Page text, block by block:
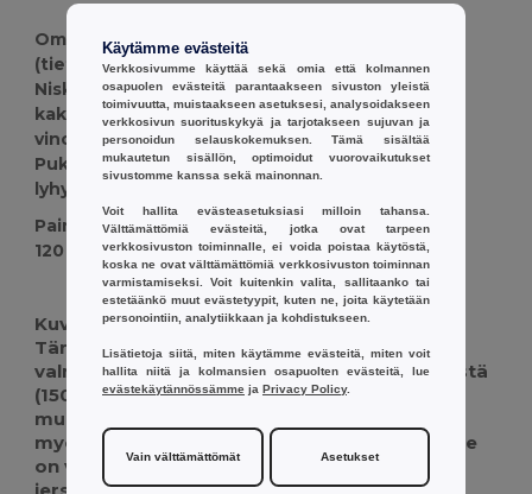
Ominaisuudet : 100 % puuvillajersey, 150 g/m²
(tiettyjen värien erityissekoitukset ilmoitetaan)
Niskatyyppi: kaula-aukko, jossa ohut
kaksinkertainen jerseykaulus ja satiininen
vinovahvike
Pukeutuminen ja hihat: naisten istuva leikkaus,
lyhyet hihat; kaksinkertainen tikattu helma
Paino
120 g.
Korkeat varastot Mukautettavissa
Kuvaus :
Tämä naisten istuva lyhythihainen T-paita on
valmistettu pehmeästä 100 % puuvillajerseystä
(150 g/m²), joka takaa hengittävän
mukavuuden. Leikattu ja ommeltu siluetti
myötäilee pehmeästi vartaloa, ja sileä pääntie
on viimeistelty ohuella kaksinkertaisella
jerseykauluksella, joka on vahvistettu
Käytämme evästeitä
Verkkosivumme käyttää sekä omia että kolmannen
osapuolen evästeitä parantaakseen sivuston yleistä
toimivuutta, muistaakseen asetuksesi, analysoidakseen
verkkosivun suorituskykyä ja tarjotakseen sujuvan ja
personoidun selauskokemuksen. Tämä sisältää
mukautetun sisällön, optimoidut vuorovaikutukset
sivustomme kanssa sekä mainonnan.
Voit hallita evästeasetuksiasi milloin tahansa.
Välttämättömiä evästeitä, jotka ovat tarpeen
verkkosivuston toiminnalle, ei voida poistaa käytöstä,
koska ne ovat välttämättömiä verkkosivuston toiminnan
varmistamiseksi. Voit kuitenkin valita, sallitaanko tai
estetäänkö muut evästetyypit, kuten ne, joita käytetään
personointiin, analytiikkaan ja kohdistukseen.
Lisätietoja siitä, miten käytämme evästeitä, miten voit
hallita niitä ja kolmansien osapuolten evästeitä, lue
evästekäytännössämme ja Privacy Policy.
Vain välttämättömät Asetukset